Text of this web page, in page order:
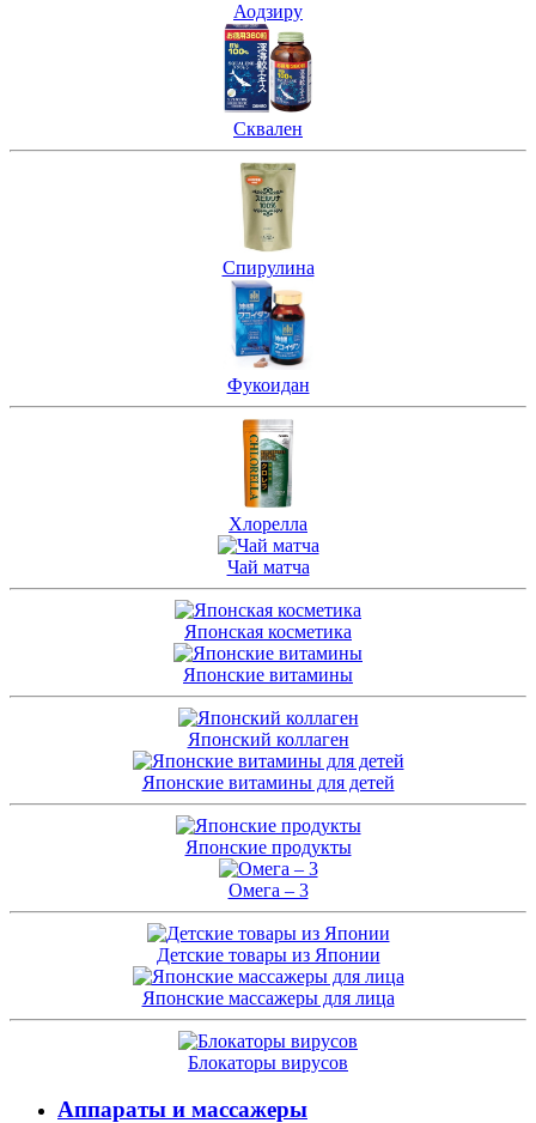
Аодзиру
Сквален
Спирулина
Фукоидан
Хлорелла
Чай матча
Японская косметика
Японские витамины
Японский коллаген
Японские витамины для детей
Японские продукты
Омега – 3
Детские товары из Японии
Японские массажеры для лица
Блокаторы вирусов
Аппараты и массажеры